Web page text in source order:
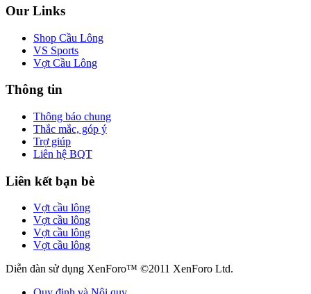
Our Links
Shop Cầu Lông
VS Sports
Vợt Cầu Lông
Thông tin
Thông báo chung
Thắc mắc, góp ý
Trợ giúp
Liên hệ BQT
Liên kết bạn bè
Vợt cầu lông
Vợt cầu lông
Vợt cầu lông
Vợt cầu lông
Diễn đàn sử dụng XenForo™ ©2011 XenForo Ltd.